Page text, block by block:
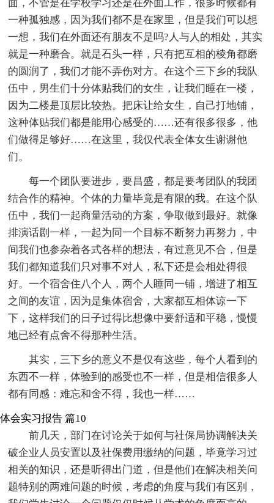
面，不管是在学校学习还是在外面工作，很多时候都有
一种孤独感，因为我们都不是在家里，但是我们可以想
一想，我们在外面还有朋友不是吗?人与人的相处，其实
就是一种磨合。就是石头一样，只有把互相的棱角都磨
的圆润了，我们才能不弄伤对方。在这个三下乡的我队
伍中，男生们十分体贴我们的女生，让我们睡在一楼，
因为二楼是顶层比较热。把床让给女生，自己打地铺，
这种体贴我们都是能用心感受的……还有很多很多，他
们做得足够好……在这里，我仅代表全体女生谢谢他
们。
每一个团队要进步，要昌盛，都是要考团队的我团
结合作的精神。个体的力量毕竟是有限的我。在这个队
伍中，我们一起商量活动的方案，争取做到最好。就像
排演话剧一样，一起为同一个目标不断努力再努力，中
间我们也参杂着各式各样的想法，有过意见不合，但是
我们都知道我们只对事不对人，私下还是会相处得很
好。一个宿舍住八个人，两个人睡同一铺，增进了相互
之间的友谊，因为是集体宿舍，大家都互相体谅一下
下，这样我们的日子过得比想像中要舒适和平稳，慢慢
地已经有点舍不得那种生活。
其实，三下乡的意义不是仅有这些，每个人看到的
东西不一样，体验到的感受也不一样，但是相信很多人
都有同感：难忘和舍不得，我也一样……
体会实习报告 篇10
前几天，部门在讨论关于如何与社保局协调解决关
破企业人员安置以及社保费用缴纳的问题，毕竟学习过
相关的知识，还是听得出门道，但是他们在解决相关问
题特别的两难问题的时候，考虑的角度与我们有区别，